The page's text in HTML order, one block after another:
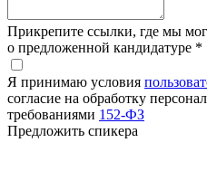
Прикрепите ссылки, где мы
о предложенной кандидатуре *
Я принимаю условия
согласие на обработку
требованиями 152-ФЗ
Предложить спикера